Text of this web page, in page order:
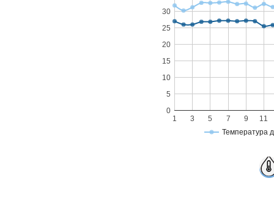
Температура
1 3 5 7 9 11
0
5
10
15
20
25
30